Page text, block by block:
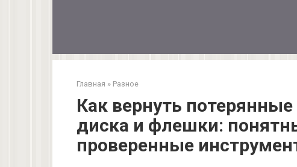
Главная » Разное
Как вернуть
диска и флешки:
проверенные